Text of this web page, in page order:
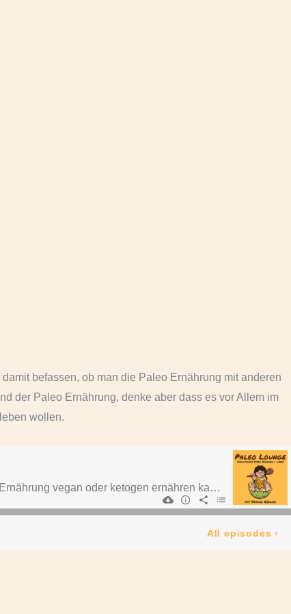
befassen, ob man die Paleo Ernährung mit anderen
der Paleo Ernährung, denke aber dass es vor Allem im
wollen.